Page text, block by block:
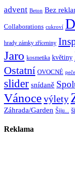
advent Beton Bez
Collaborations cukroví
hrady zámky zříceniny
Jaro kosmetika květiny
Ostatní OVOCNÉ
slider snídaně
Vánocevýlety
Záhrada/Garden Šiju...
Reklama